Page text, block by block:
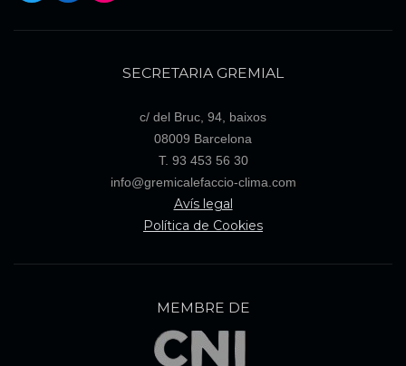
SECRETARIA GREMIAL
c/ del Bruc, 94, baixos
08009 Barcelona
T. 93 453 56 30
info@gremicalefaccio-clima.com
Avís legal
Política de Cookies
MEMBRE DE